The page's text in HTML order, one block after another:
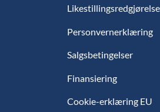
Likestillingsredgjørelse
Personvernerklæring
Salgsbetingelser
Finansiering
Cookie-erklæring EU